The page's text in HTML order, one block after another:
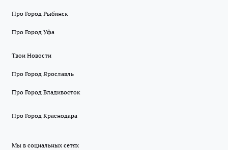
Про Город Рыбинск
Про Город Уфа
Твои Новости
Про Город Ярославль
Про Город Владивосток
Про Город Краснодара
Мы в социальных сетях